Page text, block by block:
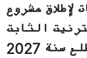
مشروع
الثابت
سنة 2027